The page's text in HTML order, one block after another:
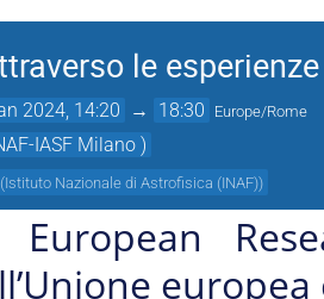
le
2024, 14:20 → 18:30 Europe/Rome
IASF Milano )
(Istituto Nazionale di Astrofisica (INAF))
European